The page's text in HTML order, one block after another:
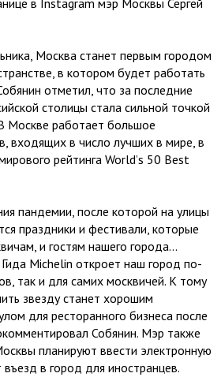
в Instagram мэр Москвы Сергей
Москва станет первым городом
в котором будет работать
отметил, что за последние
столицы стала сильной точкой
Москве работает большое
входящих в число лучших в мире, в
рейтинга Worldʼs 50 Best
пандемии, после которой на улицы
праздники и фестивали, которые
и гостям нашего города...
Michelin откроет наш город по-
так и для самих москвичей. К тому
звезду станет хорошим
для ресторанного бизнеса после
Собянин. Мэр также
планируют ввести электронную
въезд в город для иностранцев.